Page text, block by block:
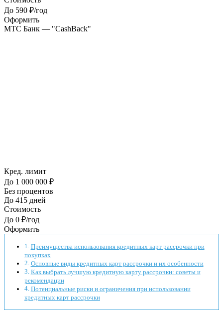
До 590 ₽/год
Оформить
МТС Банк — "CashBack"
Кред. лимит
До 1 000 000 ₽
Без процентов
До 415 дней
Стоимость
До 0 ₽/год
Оформить
Преимущества использования кредитных карт рассрочки при
покупках
Основные виды кредитных карт рассрочки и их особенности
Как выбрать лучшую кредитную карту рассрочки: советы и
рекомендации
Потенциальные риски и ограничения при использовании
кредитных карт рассрочки